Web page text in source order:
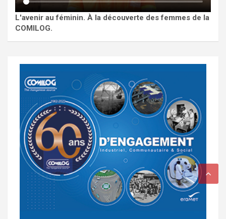
L'avenir au féminin. À la découverte des femmes de la
COMILOG.